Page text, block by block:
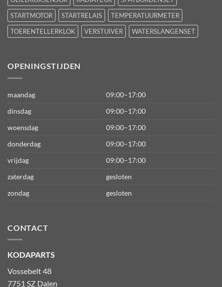
STARTMOTOR
STARTRELAIS
TEMPERATUURMETER
TOERENTELLERKLOK
VERSTUIVER WATERSLANGENSET
OPENINGSTIJDEN
maandag
09:00–17:00
dinsdag
09:00–17:00
woensdag
09:00–17:00
donderdag
09:00–17:00
vrijdag
09:00–17:00
zaterdag
gesloten
zondag
gesloten
CONTACT
KODAPARTS
Vossebelt 48
7751 SZ Dalen